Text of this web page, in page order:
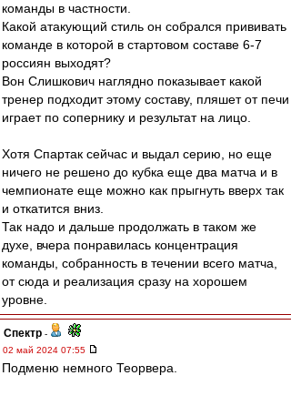
команды в частности.
Какой атакующий стиль он собрался прививать
команде в которой в стартовом составе 6-7
россиян выходят?
Вон Слишкович наглядно показывает какой
тренер подходит этому составу, пляшет от печи
играет по сопернику и результат на лицо.
Хотя Спартак сейчас и выдал серию, но еще
ничего не решено до кубка еще два матча и в
чемпионате еще можно как прыгнуть вверх так
и откатится вниз.
Так надо и дальше продолжать в таком же
духе, вчера понравилась концентрация
команды, собранность в течении всего матча,
от сюда и реализация сразу на хорошем
уровне.
Спектр -
02 май 2024 07:55
Подменю немного Теорвера.